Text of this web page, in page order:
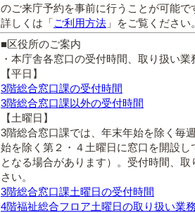
のご来庁予約を事前に行うことが可能で
詳しくは「ご利用方法 」をご覧ください
■区役所のご案内
・本庁舎各窓口の受付時間、取り扱い
【平日】
3階総合窓口課の受付時間
3階総合窓口課以外の受付時間
【土曜日】
3階総合窓口課では、年末年始を除く毎
始を除く第２・４土曜日に窓口を開設
となる場合があります）。受付時間、
さい。
3階総合窓口課土曜日の受付時間
4階福祉総合フロア土曜日の取り扱い業